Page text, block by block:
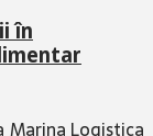
în
Marina Logistica